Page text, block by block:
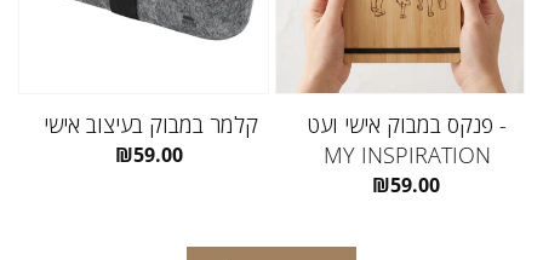
קלמר במבוק בעיצוב אישי
מחיר
₪59.00
פנקס במבוק אישי ועט -
MY INSPIRATION
מחיר
₪59.00